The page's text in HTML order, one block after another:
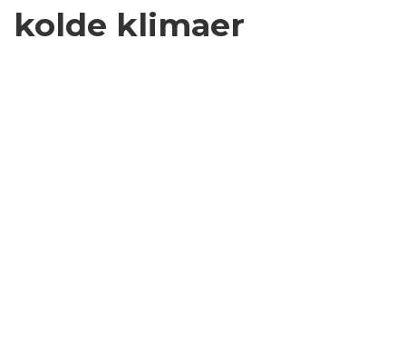
kolde klimaer